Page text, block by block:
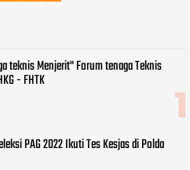
teknis Menjerit" Forum tenaga Teknis
- FHTK
PAG 2022 Ikuti Tes Kesjas di Polda